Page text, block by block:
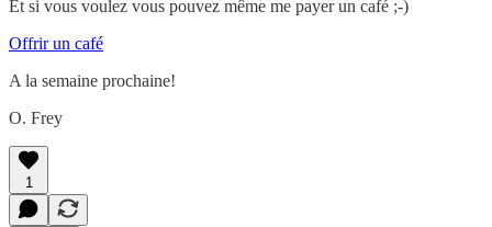
Et si vous voulez vous pouvez même me payer un café ;-)
Offrir un café
A la semaine prochaine!
O. Frey
1